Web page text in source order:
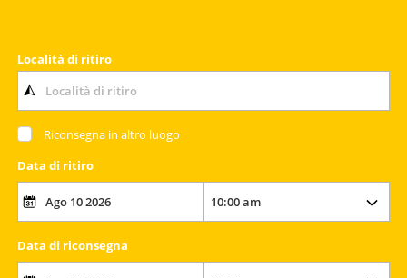
Località di ritiro
Riconsegna in altro luogo
Data di ritiro
Data di riconsegna